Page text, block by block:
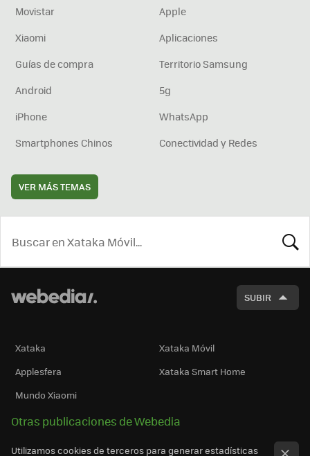
Movistar
Apple
Xiaomi
Aplicaciones
Guías de compra
Territorio Samsung
Android
5g
iPhone
WhatsApp
Smartphones Chinos
Conectividad y Redes
VER MÁS TEMAS
SUBIR
Xataka
Xataka Móvil
Applesfera
Xataka Smart Home
Mundo Xiaomi
Otras publicaciones de Webedia
Utilizamos cookies de terceros para generar estadísticas